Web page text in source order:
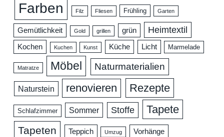
Farben Filz Fliesen Frühling Garten
Gemütlichkeit Gold grillen grün Heimtextil
Kochen Kuchen Kunst Küche Licht Marmelade
Matratze Möbel Naturmaterialien
Naturstein renovieren Rezepte
Schlafzimmer Sommer Stoffe Tapete
Tapeten Teppich Umzug Vorhänge